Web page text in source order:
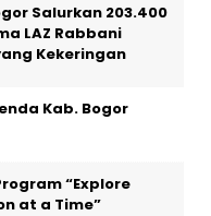
Salurkan 203.400
LAZ Rabbani
Kekeringan
Kab. Bogor
“Explore
at a Time”